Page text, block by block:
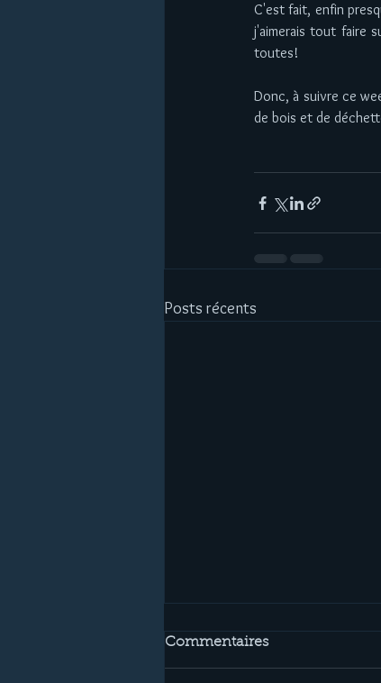
C'est fait, enfin
j'aimerais tout faire
toutes!
Donc, à suivre ce
de bois et de
Posts récents
Commentaires